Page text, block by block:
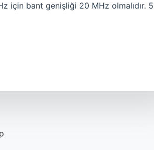
için bant genişliği 20 MHz olmalıdır. 5